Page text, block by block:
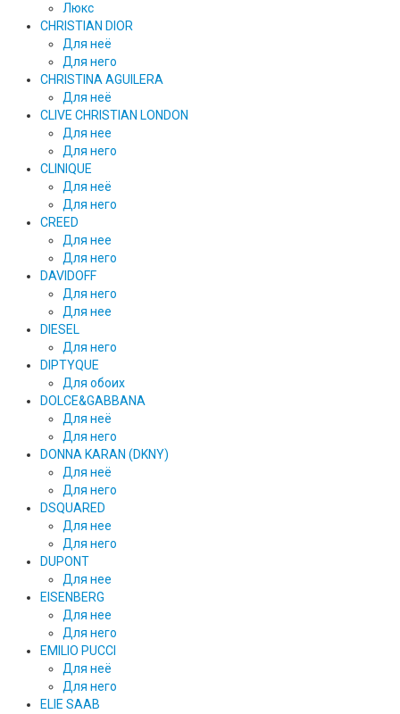
Люкс
CHRISTIAN DIOR
Для неё
Для него
CHRISTINA AGUILERA
Для неё
CLIVE CHRISTIAN LONDON
Для нее
Для него
CLINIQUE
Для неё
Для него
CREED
Для нее
Для него
DAVIDOFF
Для него
Для нее
DIESEL
Для него
DIPTYQUE
Для обоих
DOLCE&GABBANA
Для неё
Для него
DONNA KARAN (DKNY)
Для неё
Для него
DSQUARED
Для нее
Для него
DUPONT
Для нее
EISENBERG
Для нее
Для него
EMILIO PUCCI
Для неё
Для него
ELIE SAAB